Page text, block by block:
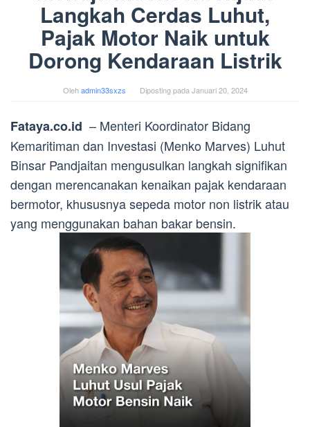
Langkah Cerdas Luhut,
Pajak Motor Naik untuk
Dorong Kendaraan Listrik
Olehadmin33sxzs Diposting pada Januari 20, 2024
Fataya.co.id – Menteri Koordinator Bidang
Kemaritiman dan Investasi (Menko Marves) Luhut
Binsar Pandjaitan mengusulkan langkah signifikan
dengan merencanakan kenaikan pajak kendaraan
bermotor, khususnya sepeda motor non listrik atau
yang menggunakan bahan bakar bensin.